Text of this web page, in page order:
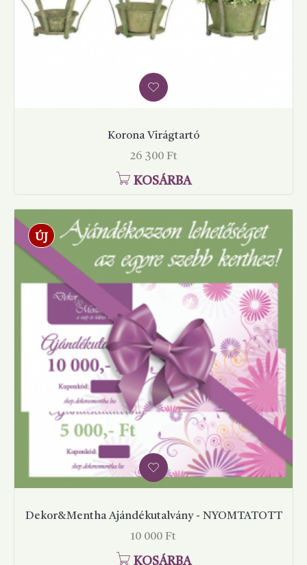
Korona Virágtartó
Ár
26 300 Ft
KOSÁRBA
ÚJ
Dekor&Mentha Ajándékutalvány - NYOMTATOTT
Ár
10 000 Ft
KOSÁRBA